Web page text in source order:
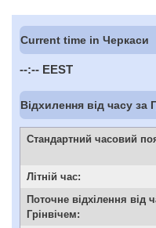
Current time in Черкаси
--:-- EEST
Відхилення від часу за
Стандартний часовий
Літній час:
Поточне відхілення від
Грінвічем: